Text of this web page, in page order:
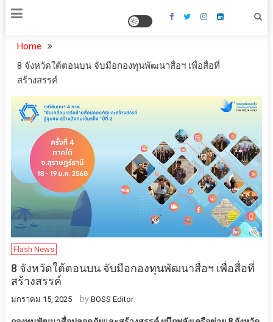
Home
8 จังหวัดใต้ตอนบน จับมือกองทุนพัฒนาสื่อฯ เพื่อสื่อที่
สร้างสรรค์
Flash News
8 จังหวัดใต้ตอนบน จับมือกองทุนพัฒนาสื่อฯ เพื่อสื่อที่
สร้างสรรค์
มกราคม 15, 2025 by BOSS Editor